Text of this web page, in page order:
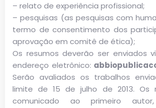
– relato de experiência profissional;
– pesquisas (as pesquisas com
termo de consentimento dos
aprovação em comitê de ética);
Os resumos deverão ser enviados
endereço eletrônico:
Serão avaliados os trabalhos
limite de 15 de julho de 2013. Os
comunicado ao primeiro autor,